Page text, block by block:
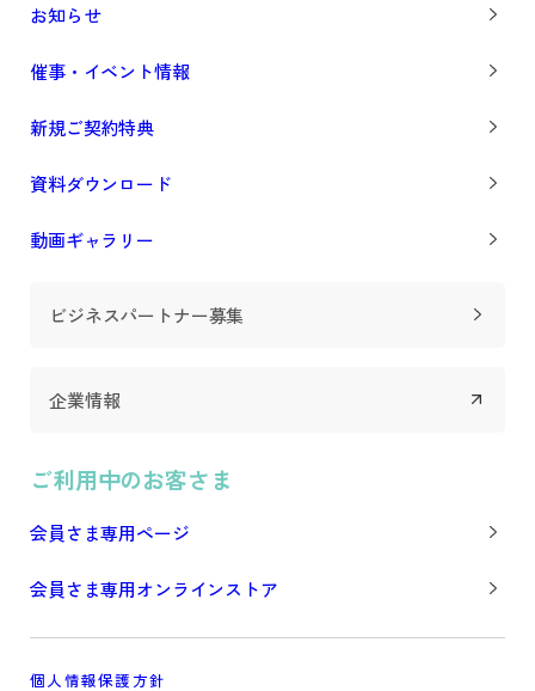
お知らせ
催事・イベント情報
新規ご契約特典
資料ダウンロード
動画ギャラリー
ビジネスパートナー募集
企業情報
ご利用中のお客さま
会員さま専用ページ
会員さま専用オンラインストア
個人情報保護方針